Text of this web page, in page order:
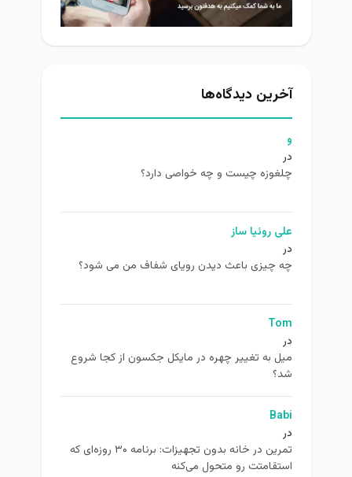
آخرین دیدگاه‌ها
و
در
چلغوزه چیست و چه خواصی دارد؟
علی روئیا ساز
در
چه چیزی باعث دیدن رویای شفاف من می شود؟
Tom
در
ميل به تغيير چهره در مایکل جکسون از كجا شروع
شد؟
Babi
در
تمرین در خانه بدون تجهیزات: برنامه ۳۰ روزه‌ای که
استقامتت رو متحول می‌کنه